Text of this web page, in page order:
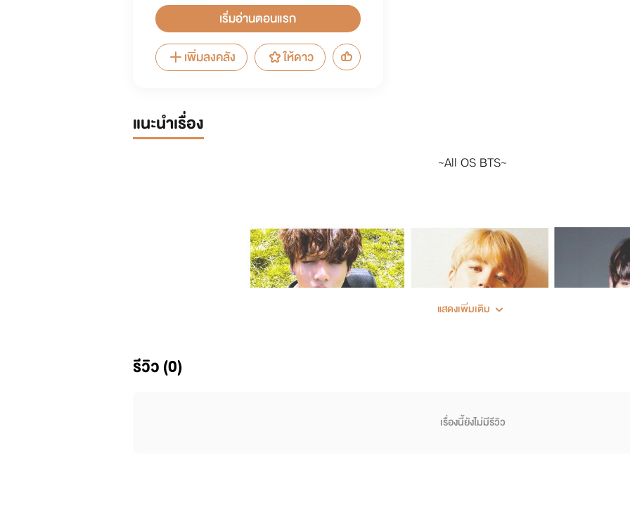
เริ่มอ่านตอนแรก
เพิ่มลงคลัง
ให้ดาว
แนะนำเรื่อง
~All OS BTS~
แสดงเพิ่มเติม
รีวิว (0)
เรื่องนี้ยังไม่มีรีวิว